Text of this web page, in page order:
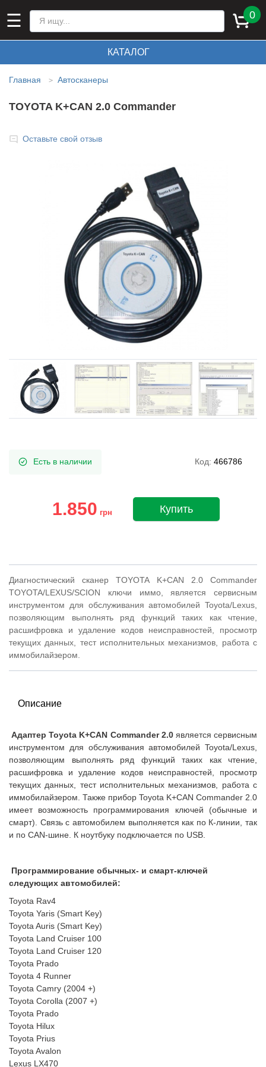
☰ 0
КАТАЛОГ
Главная > Автосканеры
TOYOTA K+CAN 2.0 Commander
Оставьте свой отзыв
Есть в наличии Код: 466786
1.850 грн Купить
Диагностический сканер TOYOTA K+CAN 2.0 Commander
TOYOTA/LEXUS/SCION ключи иммо, является сервисным
инструментом для обслуживания автомобилей Toyota/Lexus,
позволяющим выполнять ряд функций таких как чтение,
расшифровка и удаление кодов неисправностей, просмотр
текущих данных, тест исполнительных механизмов, работа с
иммобилайзером.
Описание
Адаптер Toyota K+CAN Commander 2.0является сервисным
инструментом для обслуживания автомобилей Toyota/Lexus,
позволяющим выполнять ряд функций таких как чтение,
расшифровка и удаление кодов неисправностей, просмотр
текущих данных, тест исполнительных механизмов, работа с
иммобилайзером. Также прибор Toyota K+CAN Commander 2.0
имеет возможность программирования ключей (обычные и
смарт). Связь с автомобилем выполняется как по К-линии, так
и по CAN-шине. К ноутбуку подключается по USB.
Программирование обычных- и смарт-ключей
следующих автомобилей:
Toyota Rav4
Toyota Yaris (Smart Key)
Toyota Auris (Smart Key)
Toyota Land Cruiser 100
Toyota Land Cruiser 120
Toyota Prado
Toyota 4 Runner
Toyota Camry (2004 +)
Toyota Corolla (2007 +)
Toyota Prado
Toyota Hilux
Toyota Prius
Toyota Avalon
Lexus LX470